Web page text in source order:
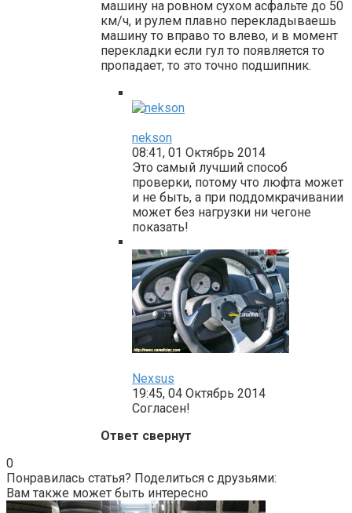
машину на ровном сухом асфальте до 50
км/ч, и рулем плавно перекладываешь
машину то вправо то влево, и в момент
перекладки если гул то появляется то
пропадает, то это точно подшипник.
nekson
08:41, 01 Октябрь 2014
Это самый лучший способ
проверки, потому что люфта может
и не быть, а при поддомкрачивании
может без нагрузки ни чегоне
показать!
Nexsus
19:45, 04 Октябрь 2014
Согласен!
Ответ свернут
0
Понравилась статья? Поделиться с друзьями:
Вам также может быть интересно